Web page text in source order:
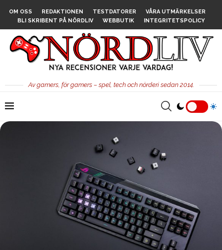
OM OSS REDAKTIONEN TESTDATORER
VÅRA UTMÄRKELSER
BLI SKRIBENT PÅ NÖRDLIV
WEBBUTIK INTEGRITETSPOLICY
Av gamers, för gamers – spel, tech och nörderi sedan 2014.